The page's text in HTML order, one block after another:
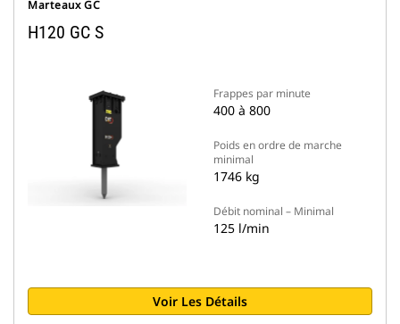
Marteaux GC
H120 GC S
Frappes par minute
400 à 800
Poids en ordre de marche
minimal
1746 kg
Débit nominal – Minimal
125 l/min
Voir Les Détails